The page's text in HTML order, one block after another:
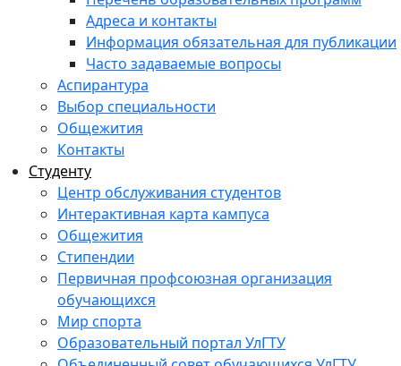
Адреса и контакты
Информация обязательная для публикации
Часто задаваемые вопросы
Аспирантура
Выбор специальности
Общежития
Контакты
Студенту
Центр обслуживания студентов
Интерактивная карта кампуса
Общежития
Стипендии
Первичная профсоюзная организация
обучающихся
Мир спорта
Образовательный портал УлГТУ